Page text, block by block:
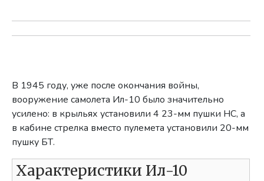
В 1945 году, уже после окончания войны,
вооружение самолета Ил-10 было значительно
усилено: в крыльях установили 4 23-мм пушки НС, а
в кабине стрелка вместо пулемета установили 20-мм
пушку БТ.
Характеристики Ил-10